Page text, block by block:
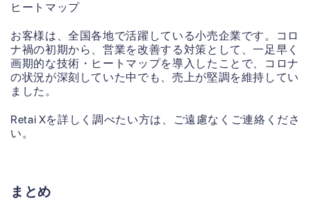
ヒートマップ
お客様は、全国各地で活躍している小売企業です。コロ
ナ禍の初期から、営業を改善する対策として、一足早く
画期的な技術・ヒートマップを導入したことで、コロナ
の状況が深刻していた中でも、売上が堅調を維持してい
ました。
Retai Xを詳しく調べたい方は、ご遠慮なくご連絡くださ
い。
まとめ